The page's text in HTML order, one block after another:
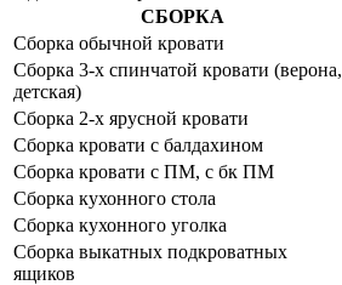
СБОРКА
Сборка обычной кровати
Сборка 3-х спинчатой кровати (верона,
детская)
Сборка 2-х ярусной кровати
Сборка кровати с балдахином
Сборка кровати с ПМ, с бк ПМ
Сборка кухонного стола
Сборка кухонного уголка
Сборка выкатных подкроватных
ящиков